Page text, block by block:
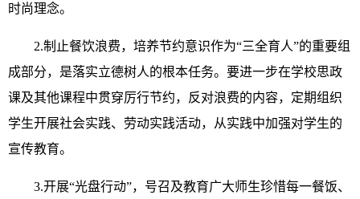
时尚理念。
2.制止餐饮浪费，培养节约意识作为“三全育人”的重要组
成部分，是落实立德树人的根本任务。要进一步在学校思政
课及其他课程中贯穿厉行节约，反对浪费的内容，定期组织
学生开展社会实践、劳动实践活动，从实践中加强对学生的
宣传教育。
3.开展“光盘行动”，号召及教育广大师生珍惜每一餐饭、